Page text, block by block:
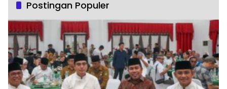
Postingan Populer